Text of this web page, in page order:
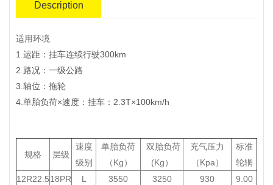
Description
适用环境
1.运距：挂车连续行驶300km
2.路况：一级公路
3.轴位：拖轮
4.单胎负荷×速度：挂车：2.3T×100km/h
规格 层级
速度
级别
单胎负荷
（Kg）
双胎负荷
(Kg）
充气压力
（Kpa）
标准
轮辋
12R22.518PR L 3550 3250 930 9.00